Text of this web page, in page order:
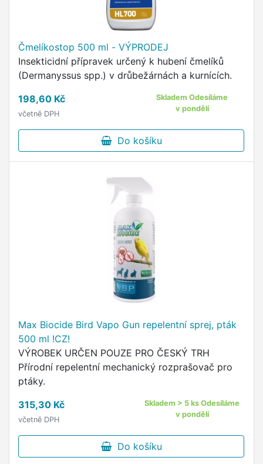
Čmelíkostop 500 ml - VÝPRODEJ
Insekticidní přípravek určený k hubení čmelíků
(Dermanyssus spp.) v drůbežárnách a kurnících.
198,60 Kč
včetně DPH
Skladem Odesíláme
v pondělí
Do košíku
Max Biocide Bird Vapo Gun repelentní sprej, pták
500 ml !CZ!
VÝROBEK URČEN POUZE PRO ČESKÝ TRH
Přírodní repelentní mechanický rozprašovač pro
ptáky.
315,30 Kč
včetně DPH
Skladem > 5 ks Odesíláme
v pondělí
Do košíku